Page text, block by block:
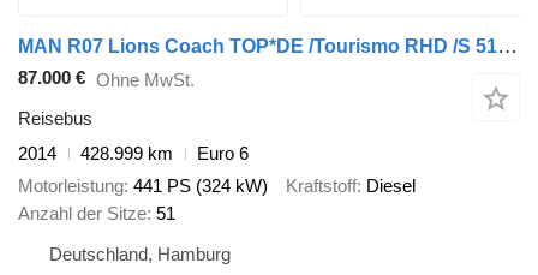
MAN R07 Lions Coach TOP*DE /Tourismo RHD /S 515 HD
87.000 € Ohne MwSt.
Reisebus
2014
428.999 km
Euro 6
Motorleistung 441 PS (324 kW) Kraftstoff Diesel
Anzahl der Sitze 51
Deutschland, Hamburg